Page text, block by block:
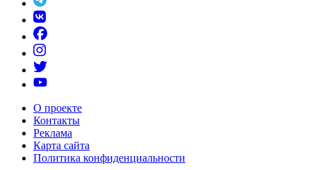
О проекте
Контакты
Реклама
Карта сайта
Политика конфиденциальности